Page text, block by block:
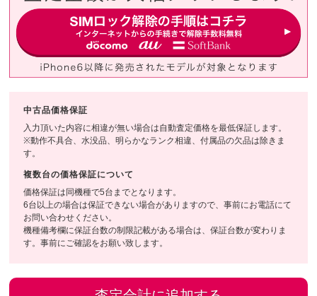
中古品価格保証
入力頂いた内容に相違が無い場合は自動査定価格を最低保証します。
※動作不具合、水没品、明らかなランク相違、付属品の欠品は除きま
す。
複数台の価格保証について
価格保証は同機種で5台までとなります。
6台以上の場合は保証できない場合がありますので、事前にお電話にて
お問い合わせください。
機種備考欄に保証台数の制限記載がある場合は、保証台数が変わりま
す。事前にご確認をお願い致します。